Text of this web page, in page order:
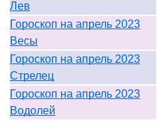
Лев
Гороскоп на апрель 2023
Весы
Гороскоп на апрель 2023
Стрелец
Гороскоп на апрель 2023
Водолей